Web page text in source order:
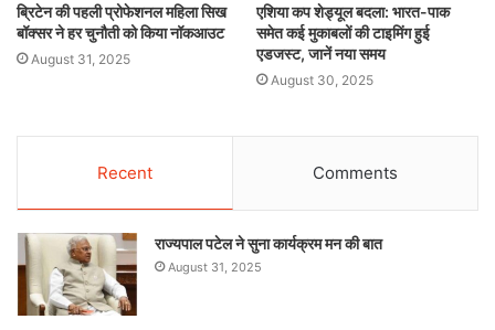
ब्रिटेन की पहली प्रोफेशनल महिला सिख
बॉक्सर ने हर चुनौती को किया नॉकआउट
August 31, 2025
एशिया कप शेड्यूल बदला: भारत-पाक
समेत कई मुकाबलों की टाइमिंग हुई
एडजस्ट, जानें नया समय
August 30, 2025
Recent Comments
राज्यपाल पटेल ने सुना कार्यक्रम मन की बात
August 31, 2025